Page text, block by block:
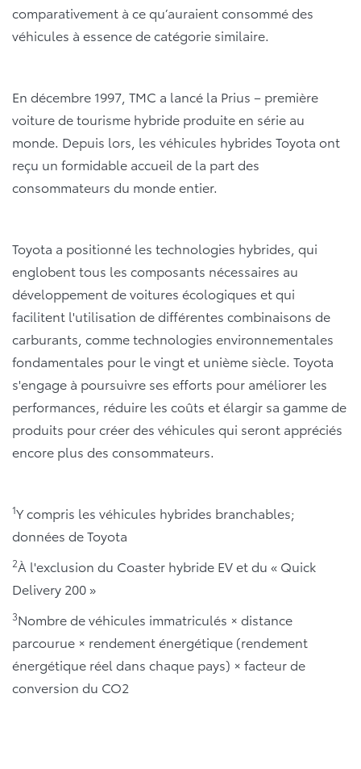
comparativement à ce qu’auraient consommé des
véhicules à essence de catégorie similaire.
En décembre 1997, TMC a lancé la Prius – première
voiture de tourisme hybride produite en série au
monde. Depuis lors, les véhicules hybrides Toyota ont
reçu un formidable accueil de la part des
consommateurs du monde entier.
Toyota a positionné les technologies hybrides, qui
englobent tous les composants nécessaires au
développement de voitures écologiques et qui
facilitent l'utilisation de différentes combinaisons de
carburants, comme technologies environnementales
fondamentales pour le vingt et unième siècle. Toyota
s'engage à poursuivre ses efforts pour améliorer les
performances, réduire les coûts et élargir sa gamme de
produits pour créer des véhicules qui seront appréciés
encore plus des consommateurs.
1Y compris les véhicules hybrides branchables;
données de Toyota
2À l'exclusion du Coaster hybride EV et du « Quick
Delivery 200 »
3Nombre de véhicules immatriculés × distance
parcourue × rendement énergétique (rendement
énergétique réel dans chaque pays) × facteur de
conversion du CO2